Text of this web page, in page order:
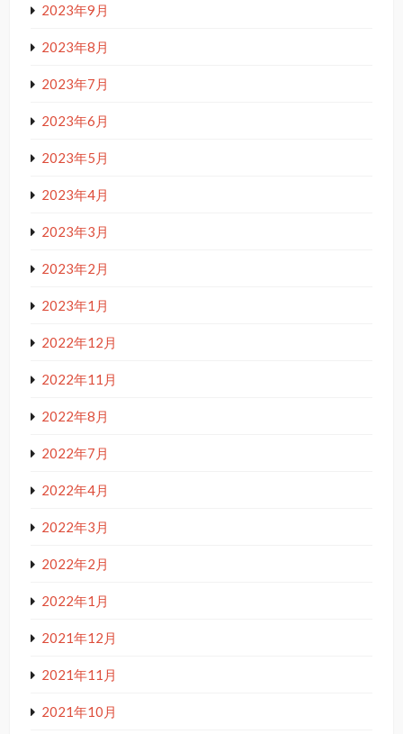
2023年9月
2023年8月
2023年7月
2023年6月
2023年5月
2023年4月
2023年3月
2023年2月
2023年1月
2022年12月
2022年11月
2022年8月
2022年7月
2022年4月
2022年3月
2022年2月
2022年1月
2021年12月
2021年11月
2021年10月